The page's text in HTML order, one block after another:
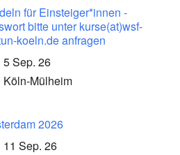
für Einsteiger*innen -
bitte unter kurse(at)wsf-
koeln.de anfragen
5 Sep. 26
Köln-Mülheim
2026
11 Sep. 26